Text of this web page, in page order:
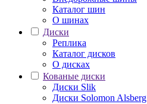
Каталог шин
О шинах
Диски
Реплика
Каталог дисков
О дисках
Кованые диски
Диски Slik
Диски Solomon Alsberg